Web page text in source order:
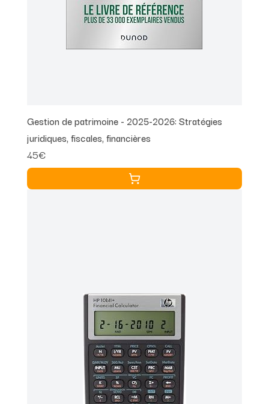
Gestion de patrimoine - 2025-2026: Stratégies
juridiques, fiscales, financières
45€